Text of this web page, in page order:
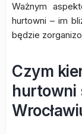
Ważnym
hurtowni – im
będzie
Czym
hurtowni